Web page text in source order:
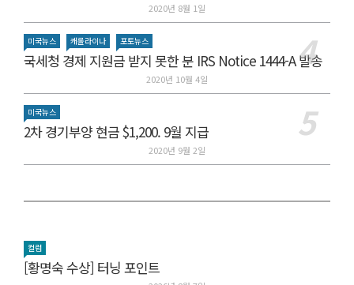
2020년 8월 1일
미국뉴스 캐롤라이나 포토뉴스
국세청 경제 지원금 받지 못한 분 IRS Notice 1444-A 발송
2020년 10월 4일
미국뉴스
2차 경기부양 현금 $1,200. 9월 지급
2020년 9월 2일
컬럼
[황명숙 수상] 터닝 포인트